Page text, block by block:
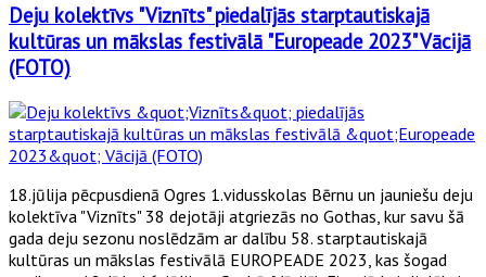
Deju kolektīvs "Viznīts" piedalījās starptautiskajā
kultūras un mākslas festivālā "Europeade 2023" Vācijā
(FOTO)
18.jūlija pēcpusdienā Ogres 1.vidusskolas Bērnu un jauniešu deju
kolektīva "Viznīts" 38 dejotāji atgriezās no Gothas, kur savu šā
gada deju sezonu noslēdzām ar dalību 58. starptautiskajā
kultūras un mākslas festivālā EUROPEADE 2023, kas šogad